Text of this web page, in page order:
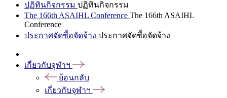
ปฏิทินกิจกรรม ปฏิทินกิจกรรม
The 166th ASAIHL Conference The 166th ASAIHL
Conference
ประกาศจัดซื้อจัดจ้าง ประกาศจัดซื้อจัดจ้าง
เกี่ยวกับจุฬาฯ
ย้อนกลับ
เกี่ยวกับจุฬาฯ